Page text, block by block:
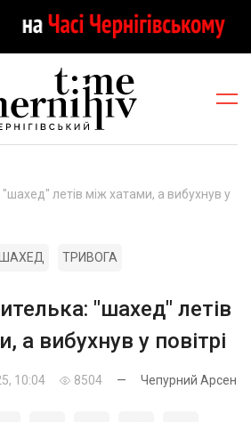
летів між хатами, а вибухнув у
ШАХЕД ТРИВОГА
"шахед" летів
а вибухнув у повітрі
10:04 8504 — Чепурний Арсен